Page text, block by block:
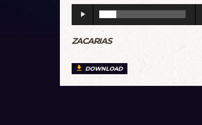
ZACARIAS
DOWNLOAD